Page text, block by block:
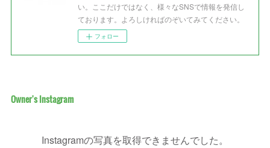
い。ここだけではなく、様々なSNSで情報を発信し
ております。よろしければのぞいてみてください。
フォロー
Owner's Instagram
Instagramの写真を取得できませんでした。